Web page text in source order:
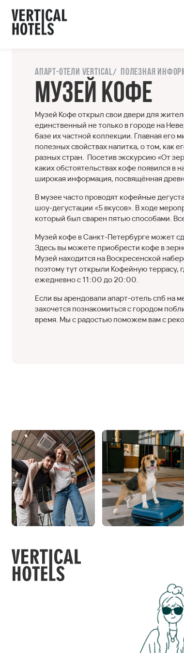
Апарт-отели Vertical Полезная
Музей кофе
Музей Кофе открыл свои двери для
единственный не только в городе на
базе их частной коллекции. Главная его
полезных свойствах напитка, о том, как
разных стран. Посетив экскурсию «От
каких обстоятельствах кофе появился в
широкая информация, посвящённая
В музее часто проводят кофейные
шоу-дегустации «5 вкусов». В ходе
который был сварен пятью способами.
Музей кофе в Санкт-Петербурге может
Здесь вы можете приобрести кофе в
Музей находится на Воскресенской
поэтому тут открыли Кофейную
ежедневно с 11:00 до 20:00.
Если вы арендовали апарт-отель спб на
захочется познакомиться с городом
время. Мы с радостью поможем вам с
с сайтом.